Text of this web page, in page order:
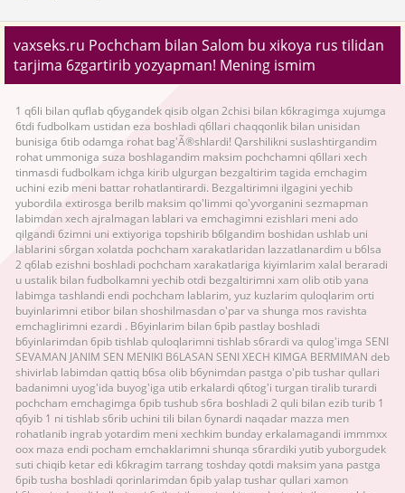
vaxseks.ru Pochcham bilan Salom bu xikoya rus tilidan
tarjima 6zgartirib yozyapman! Mening ismim
1 q6li bilan quflab q6ygandek qisib olgan 2chisi bilan k6kragimga xujumga
6tdi fudbolkam ustidan eza boshladi q6llari chaqqonlik bilan unisidan
bunisiga 6tib odamga rohat bag'Ã®shlardi! Qarshilikni suslashtirgandim
rohat ummoniga suza boshlagandim maksim pochchamni q6llari xech
tinmasdi fudbolkam ichga kirib ulgurgan bezgaltirim tagida emchagim
uchini ezib meni battar rohatlantirardi. Bezgaltirimni ilgagini yechib
yubordila extirosga berilb maksim qo'limmi qo'yvorganini sezmapman
labimdan xech ajralmagan lablari va emchagimni ezishlari meni ado
qilgandi 6zimni uni extiyoriga topshirib b6lgandim boshidan ushlab uni
lablarini s6rgan xolatda pochcham xarakatlaridan lazzatlanardim u b6lsa
2 q6lab ezishni boshladi pochcham xarakatlariga kiyimlarim xalal beraradi
u ustalik bilan fudbolkamni yechib otdi bezgaltirimni xam olib otib yana
labimga tashlandi endi pochcham lablarim, yuz kuzlarim quloqlarim orti
buyinlarimni etibor bilan shoshilmasdan o'par va shunga mos ravishta
emchaglirimni ezardi . B6yinlarim bilan 6pib pastlay boshladi
b6yinlarimdan 6pib tishlab quloqlarimni tishlab s6rardi va qulog'imga SENI
SEVAMAN JANIM SEN MENIKI B6LASAN SENI XECH KIMGA BERMIMAN deb
shivirlab labimdan qattiq b6sa olib b6ynimdan pastga o'pib tushar qullari
badanimni uyog'ida buyog'iga utib erkalardi q6tog'i turgan tiralib turardi
pochcham emchagimga 6pib tushub s6ra boshladi 2 quli bilan ezib turib 1
q6yib 1 ni tishlab s6rib uchini tili bilan 6ynardi naqadar mazza men
rohatlanib ingrab yotardim meni xechkim bunday erkalamagandi immmxx
oox maza endi pocham emchaklarimni shunqa s6rardiki yutib yuborgudek
suti chiqib ketar edi k6kragim tarrang toshday qotdi maksim yana pastga
6pib tusha boshladi qorinlarimdan 6pib yalap tushar qullari xamon